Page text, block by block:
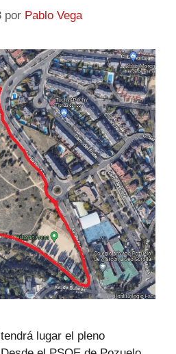
por Pablo Vega
lugar el pleno